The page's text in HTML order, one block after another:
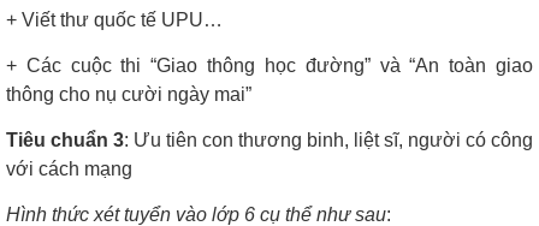
+ Viết thư quốc tế UPU…
+ Các cuộc thi “Giao thông học đường” và “An toàn giao
thông cho nụ cười ngày mai”
Tiêu chuẩn 3: Ưu tiên con thương binh, liệt sĩ, người có công
với cách mạng
Hình thức xét tuyển vào lớp 6 cụ thể như sau: